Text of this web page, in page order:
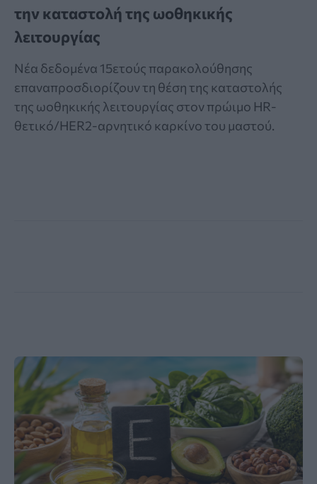
την καταστολή της ωοθηκικής
λειτουργίας
Νέα δεδομένα 15ετούς παρακολούθησης
επαναπροσδιορίζουν τη θέση της καταστολής
της ωοθηκικής λειτουργίας στον πρώιμο HR-
θετικό/HER2-αρνητικό καρκίνο του μαστού.